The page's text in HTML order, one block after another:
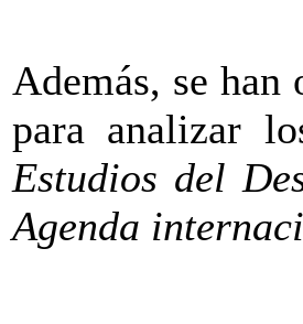
Además, se han
para analizar
Estudios del
Agenda